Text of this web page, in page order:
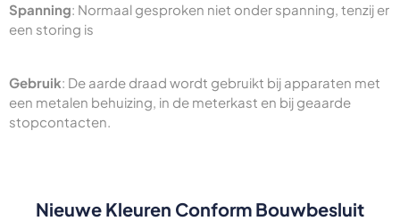
Spanning: Normaal gesproken niet onder spanning, tenzij er
een storing is
Gebruik: De aarde draad wordt gebruikt bij apparaten met
een metalen behuizing, in de meterkast en bij geaarde
stopcontacten.
Nieuwe Kleuren Conform Bouwbesluit